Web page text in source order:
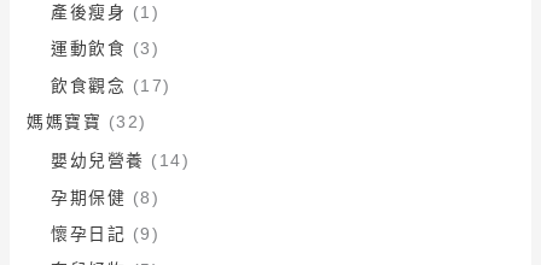
產後瘦身 (1)
運動飲食 (3)
飲食觀念 (17)
媽媽寶寶 (32)
嬰幼兒營養 (14)
孕期保健 (8)
懷孕日記 (9)